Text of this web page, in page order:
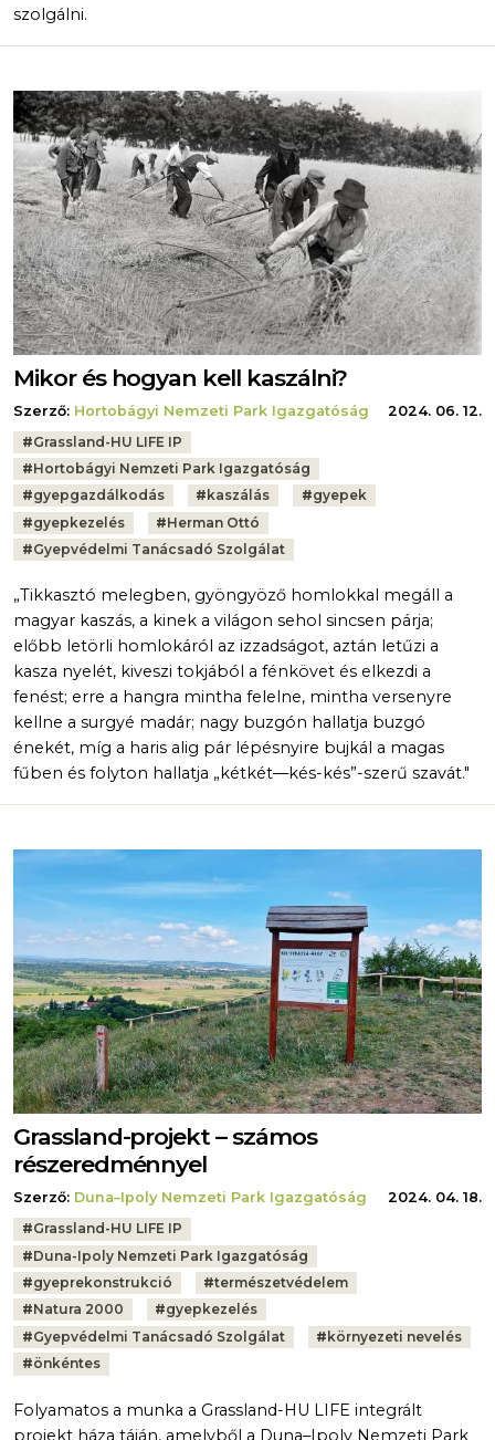
szolgálni.
Mikor és hogyan kell kaszálni?
Szerző: Hortobágyi Nemzeti Park Igazgatóság
2024. 06. 12.
Tags:
#Grassland-HU LIFE IP
#Hortobágyi Nemzeti Park Igazgatóság
#gyepgazdálkodás # kaszálás #gyepek
#gyepkezelés #Herman Ottó
#Gyepvédelmi Tanácsadó Szolgálat
„Tikkasztó melegben, gyöngyöző homlokkal megáll a
magyar kaszás, a kinek a világon sehol sincsen párja;
előbb letörli homlokáról az izzadságot, aztán letűzi a
kasza nyelét, kiveszi tokjából a fénkövet és elkezdi a
fenést; erre a hangra mintha felelne, mintha versenyre
kellne a surgyé madár; nagy buzgón hallatja buzgó
énekét, míg a haris alig pár lépésnyire bujkál a magas
fűben és folyton hallatja „kétkét—kés-kés”-szerű szavát."
Grassland-projekt – számos
részeredménnyel
Szerző: Duna–Ipoly Nemzeti Park Igazgatóság
2024. 04. 18.
Tags:
#Grassland-HU LIFE IP
#Duna-Ipoly Nemzeti Park Igazgatóság
#gyeprekonstrukció #természetvédelem
#Natura 2000 #gyepkezelés
#Gyepvédelmi Tanácsadó Szolgálat # környezeti nevelés
#önkéntes
Folyamatos a munka a Grassland-HU LIFE integrált
projekt háza táján, amelyből a Duna–Ipoly Nemzeti Park